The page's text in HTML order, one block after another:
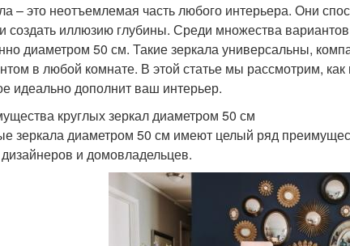
– это неотъемлемая часть любого интерьера. Они
создать иллюзию глубины. Среди множества
диаметром 50 см. Такие зеркала универсальны,
в любой комнате. В этой статье мы рассмотрим,
идеально дополнит ваш интерьер.
круглых зеркал диаметром 50 см
зеркала диаметром 50 см имеют целый ряд
и домовладельцев.